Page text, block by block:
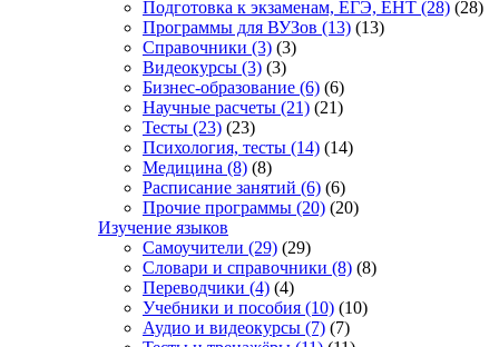
Подготовка к экзаменам, ЕГЭ, ЕНТ (28) (28)
Программы для ВУЗов (13) (13)
Справочники (3) (3)
Видеокурсы (3) (3)
Бизнес-образование (6) (6)
Научные расчеты (21) (21)
Тесты (23) (23)
Психология, тесты (14) (14)
Медицина (8) (8)
Расписание занятий (6) (6)
Прочие программы (20) (20)
Изучение языков
Самоучители (29) (29)
Словари и справочники (8) (8)
Переводчики (4) (4)
Учебники и пособия (10) (10)
Аудио и видеокурсы (7) (7)